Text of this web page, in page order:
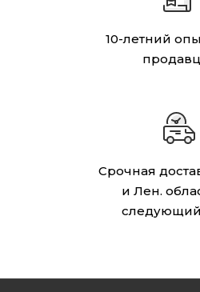
10-летний
Срочная
и Лен.